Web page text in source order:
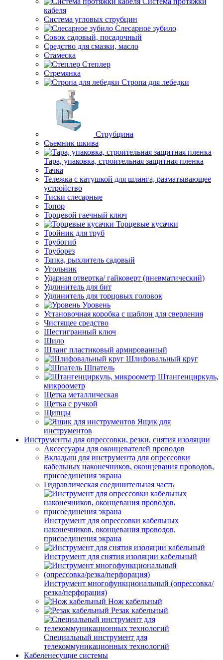
кабеля
Система угловых струбцин
Слесарное зубило
Совок садовый, посадочный
Средство для смазки, масло
Стамеска
Степлер
Стремянка
Стропа для лебедки
Струбцина
Съемник шкива
Тара, упаковка, строительная защитная пленка
Тачка
Тележка с катушкой для шланга, разматывающее
устройство
Тиски слесарные
Топор
Торцевой гаечный ключ
Торцевые кусачки
Тройник для труб
Трубогиб
Труборез
Тяпка, рыхлитель садовый
Угольник
Ударная отвертка/ гайковерт (пневматический)
Удлинитель для бит
Удлинитель для торцовых головок
Уровень
Установочная коробка с шаблон для сверления
Чистящее средство
Шестигранный ключ
Шило
Шланг пластиковый армированный
Шлифовальный круг
Шпатель
Штангенциркуль,
микроометр
Щетка металлическая
Щетка с ручкой
Щипцы
Ящик для
инструментов
Инструменты для опрессовки, резки, снятия изоляции
Аксессуары для оконцевателей проводов
Вкладыш для инструмента для опрессовки
кабельных наконечников, оконцевания проводов,
присоединения экрана
Гидравлическая соединительная часть
Инструмент для опрессовки кабельных
наконечников, оконцевания проводов,
присоединения экрана
Инструмент для снятия изоляции кабельный
Инструмент многофункциональный (опрессовка/
резка/перфорация)
Нож кабельный
Резак кабельный
Специальный инструмент для
телекоммуникационных технологий
Кабеленесущие системы